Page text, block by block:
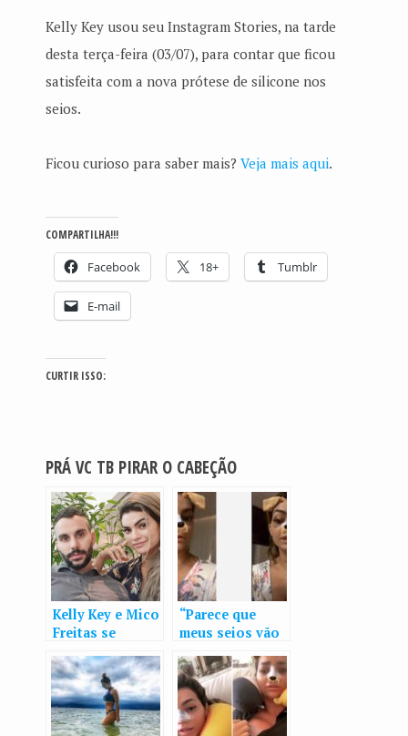
Kelly Key usou seu Instagram Stories, na tarde
desta terça-feira (03/07), para contar que ficou
satisfeita com a nova prótese de silicone nos
seios.
Ficou curioso para saber mais? Veja mais aqui.
COMPARTILHA!!!
Facebook 18+ Tumblr
E-mail
CURTIR ISSO:
PRÁ VC TB PIRAR O CABEÇÃO
Kelly Key e Mico
Freitas se
restaurante para
discutir sobre
frequência
amorosa
“Parece que
meus seios vão
Kelly Key após
cirurgias